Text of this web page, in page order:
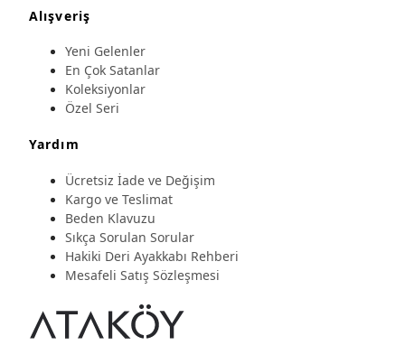
Alışveriş
Yeni Gelenler
En Çok Satanlar
Koleksiyonlar
Özel Seri
Yardım
Ücretsiz İade ve Değişim
Kargo ve Teslimat
Beden Klavuzu
Sıkça Sorulan Sorular
Hakiki Deri Ayakkabı Rehberi
Mesafeli Satış Sözleşmesi